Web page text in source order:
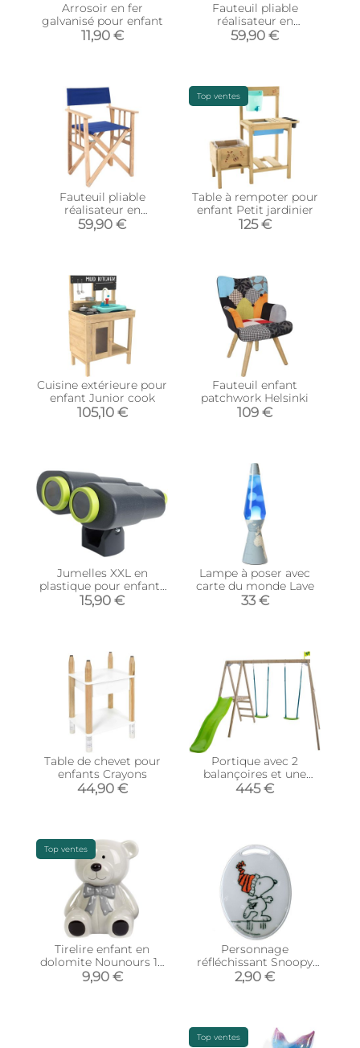
Arrosoir en fer
galvanisé pour enfant
11,90 €
Fauteuil pliable
réalisateur en
eucalyptus pour enfant
(Rose)
59,90 €
Fauteuil pliable
réalisateur en
eucalyptus pour enfant
(Bleu)
59,90 €
Top ventes
Table à rempoter pour
enfant Petit jardinier
125 €
Cuisine extérieure pour
enfant Junior cook
105,10 €
Fauteuil enfant
patchwork Helsinki
109 €
Jumelles XXL en
plastique pour enfants
(Anthracite et vert
lemon)
15,90 €
Lampe à poser avec
carte du monde Lave
33 €
Table de chevet pour
enfants Crayons
44,90 €
Portique avec 2
balançoires et une
glissière Forest
445 €
Top ventes
Tirelire enfant en
dolomite Nounours 15
cm (Beige)
9,90 €
Personnage
réfléchissant Snoopy
(Snoopy patine)
2,90 €
Top ventes